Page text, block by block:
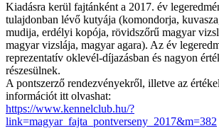
Kiadásra kerül fajtánként a 2017. év
tulajdonban lévő kutyája (komondorja,
mudija, erdélyi kopója, rövidszőrű magyar
magyar vizslája, magyar agara). Az év
reprezentatív oklevél-díjazásban és nagyon
részesülnek.
A pontszerző rendezvényekről, illetve az
információt itt olvashat:
https://www.kennelclub.hu/?
link=magyar_fajta_pontverseny_2017&m=382